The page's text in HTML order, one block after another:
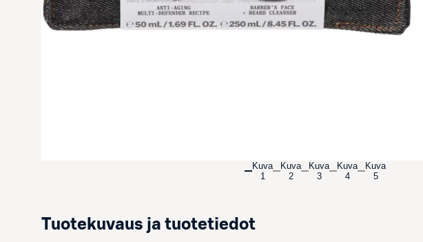
Kuva
1
Kuva
2
Kuva
3
Kuva
4
Kuva
5
Tuotekuvaus ja tuotetiedot